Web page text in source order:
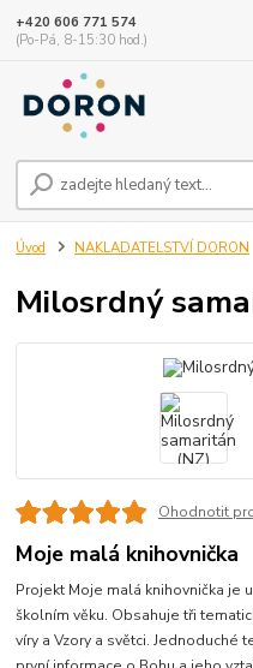
+420 606 771 574
(Po-Pá, 8-15:30 hod.)
Úvod NAKLADATELSTVÍ DORON
Milosrdný
Ohodnotit
Moje malá knihovnička
Projekt Moje malá knihovnička je
školním věku. Obsahuje tři
víry a Vzory a světci. Jednoduché